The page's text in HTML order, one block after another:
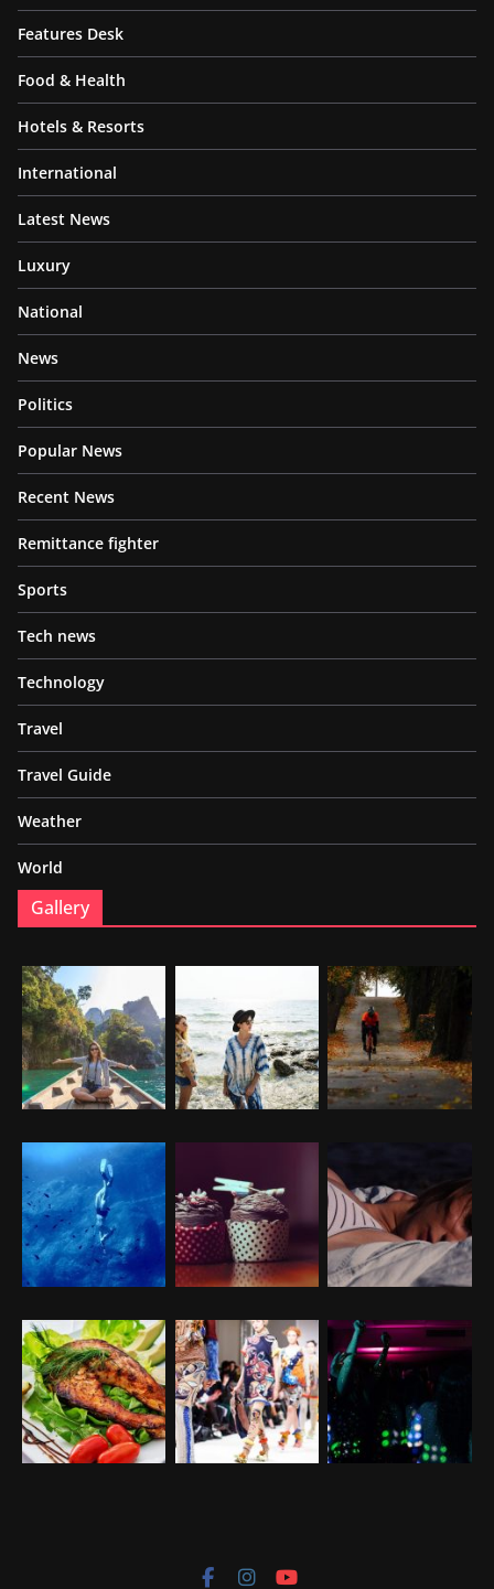
Features Desk
Food & Health
Hotels & Resorts
International
Latest News
Luxury
National
News
Politics
Popular News
Recent News
Remittance fighter
Sports
Tech news
Technology
Travel
Travel Guide
Weather
World
Gallery